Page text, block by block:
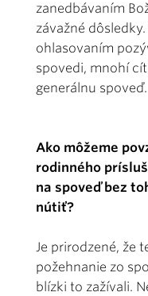
zanedbávaním
závažné
ohlasovaním
spovedi, mnohí
generálnu spoveď.
Ako môžeme
rodinného
na spoveď bez
nútiť?
Je prirodzené, že
požehnanie zo
blízki to zažívali.